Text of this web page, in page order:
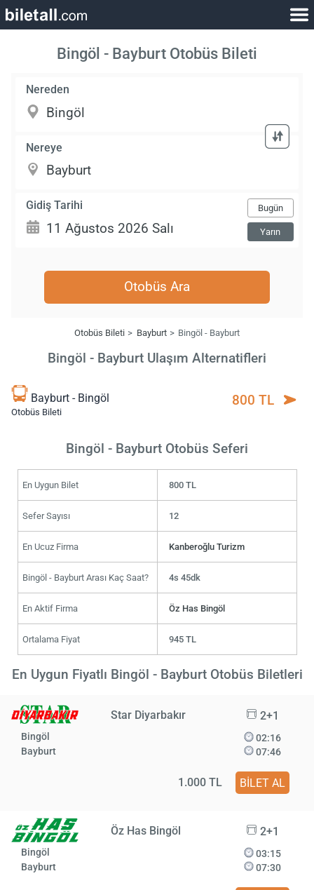
Bingöl - Bayburt Otobüs Bileti
Nereden
Nereye
Gidiş Tarihi Bugün
Yarın
Otobüs Ara
Otobüs Bileti Bayburt Bingöl - Bayburt
Bingöl - Bayburt Ulaşım Alternatifleri
Bayburt - Bingöl
Otobüs Bileti
800 TL
Bingöl - Bayburt Otobüs Seferi
En Uygun Bilet 800 TL
Sefer Sayısı 12
En Ucuz Firma Kanberoğlu Turizm
Bingöl - Bayburt Arası Kaç Saat? 4s 45dk
En Aktif Firma Öz Has Bingöl
Ortalama Fiyat 945 TL
En Uygun Fiyatlı Bingöl - Bayburt Otobüs Biletleri
Star Diyarbakır 2+1
Bingöl
Bayburt
02:16
07:46
1.000 TL BİLET AL
Öz Has Bingöl 2+1
Bingöl
Bayburt
03:15
07:30